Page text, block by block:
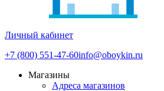
Личный кабинет
+7 (800) 551-47-60info@oboykin.ru
Магазины
Адреса магазинов